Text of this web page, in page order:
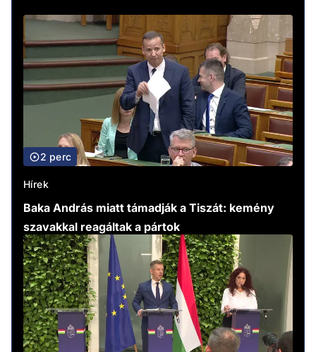
2 perc
Hírek
Baka András miatt támadják a Tiszát: kemény
szavakkal reagáltak a pártok